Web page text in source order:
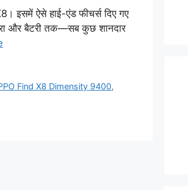
इसमें ऐसे हाई-एंड फीचर्स दिए गए
और बैटरी तक—सब कुछ शानदार
Find X8 Dimensity 9400,